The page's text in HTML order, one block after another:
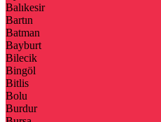
Balıkesir
Bartın
Batman
Bayburt
Bilecik
Bingöl
Bitlis
Bolu
Burdur